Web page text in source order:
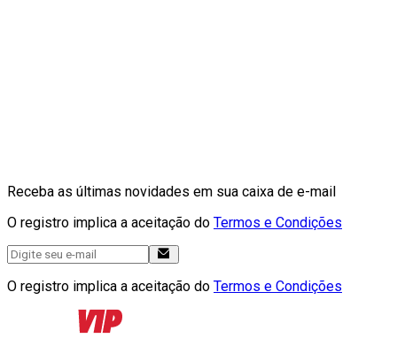
Receba as últimas novidades em sua caixa de e-mail
O registro implica a aceitação do Termos e Condições
O registro implica a aceitação do Termos e Condições